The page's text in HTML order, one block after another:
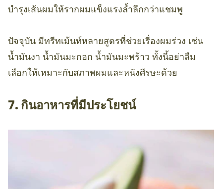
บำรุงเส้นผมให้รากผมแข็งแรงล้ำลึกกว่าแชมพู
ปัจจุบัน มีทรีทเม้นท์หลายสูตรที่ช่วยเรื่องผมร่วง เช่น
น้ำมันงา น้ำมันมะกอก น้ำมันมะพร้าว ทั้งนี้อย่าลืม
เลือกให้เหมาะกับสภาพผมและหนังศีรษะด้วย
7. กินอาหารที่มีประโยชน์